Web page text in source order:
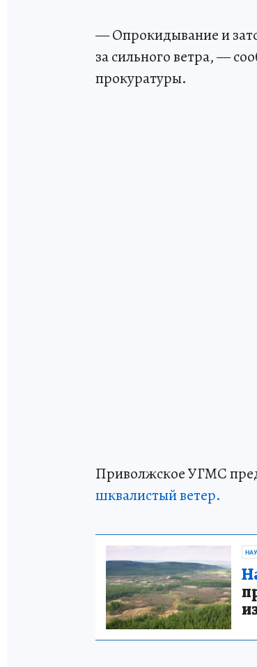
— Опрокидывание и
за сильного ветра, —
прокуратуры.
Приволжское УГМС
шквалистый ветер.